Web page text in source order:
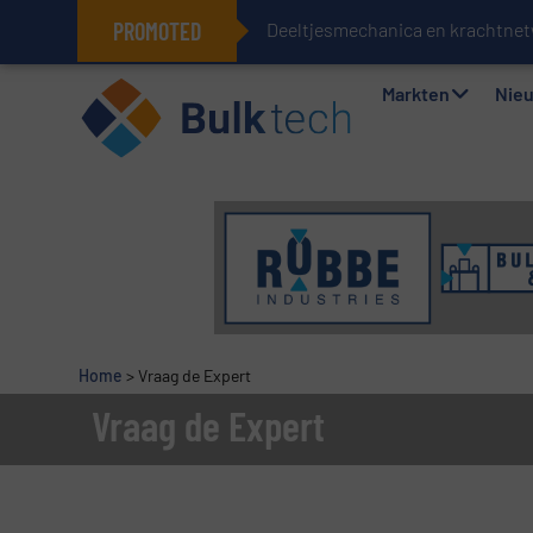
PROMOTED Deeltjesmechanica en
Geïntegreerde doserings- en
Markten
Home > Vraag de Expert
Vraag de Expert